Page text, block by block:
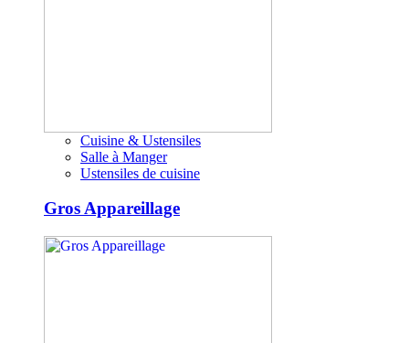
Cuisine & Ustensiles
Salle à Manger
Ustensiles de cuisine
Gros Appareillage